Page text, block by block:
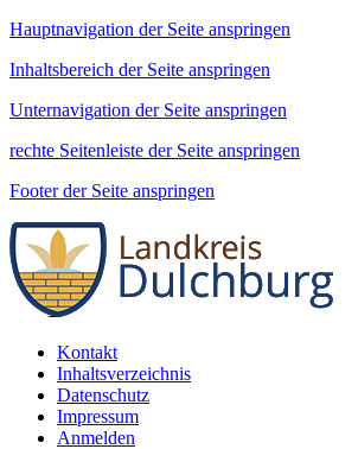
Hauptnavigation der Seite anspringen
Inhaltsbereich der Seite anspringen
Unternavigation der Seite anspringen
rechte Seitenleiste der Seite anspringen
Footer der Seite anspringen
Kontakt
Inhaltsverzeichnis
Datenschutz
Impressum
Anmelden